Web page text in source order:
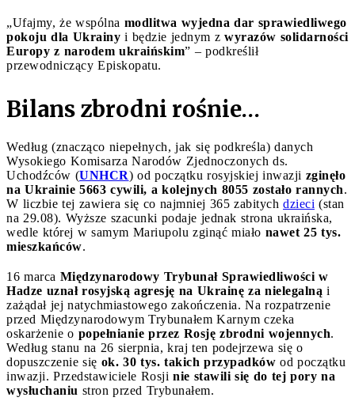
„Ufajmy, że wspólna modlitwa wyjedna dar sprawiedliwego
pokoju dla Ukrainy i będzie jednym z wyrazów solidarności
Europy z narodem ukraińskim” – podkreślił
przewodniczący Episkopatu.
Bilans zbrodni rośnie…
Według (znacząco niepełnych, jak się podkreśla) danych
Wysokiego Komisarza Narodów Zjednoczonych ds.
Uchodźców (UNHCR) od początku rosyjskiej inwazji zginęło
na Ukrainie 5663 cywili, a kolejnych 8055 zostało rannych.
W liczbie tej zawiera się co najmniej 365 zabitych dzieci (stan
na 29.08). Wyższe szacunki podaje jednak strona ukraińska,
wedle której w samym Mariupolu zginąć miało nawet 25 tys.
mieszkańców.
16 marca Międzynarodowy Trybunał Sprawiedliwości w
Hadze uznał rosyjską agresję na Ukrainę za nielegalną i
zażądał jej natychmiastowego zakończenia. Na rozpatrzenie
przed Międzynarodowym Trybunałem Karnym czeka
oskarżenie o popełnianie przez Rosję zbrodni wojennych.
Według stanu na 26 sierpnia, kraj ten podejrzewa się o
dopuszczenie się ok. 30 tys. takich przypadków od początku
inwazji. Przedstawiciele Rosji nie stawili się do tej pory na
wysłuchaniu stron przed Trybunałem.